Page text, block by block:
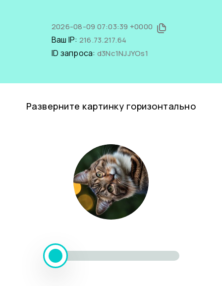
2026-08-09 07:03:39 +0000
Ваш IP: 216.73.217.64
ID запроса: d3Nc1NJJYOs1
Разверните картинку горизонтально